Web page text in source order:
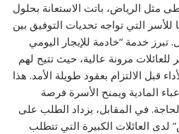
مثل الرياض، باتت الاستعانة بحلول
التي تواجه تحديات التوفيق بين
خدمة “خادمة للإيجار اليومي
للعائلات مرونة عالية، حيث تتيح لهم
قبل الالتزام بعقود طويلة الأمد. هذا
المادية ويمنح الأسرة فرصة
في المقابل، يزداد الطلب على
العائلات الكبيرة التي تتطلب